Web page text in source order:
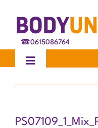
inhoud☎0615086764
Toggle
Home
Behandelingen